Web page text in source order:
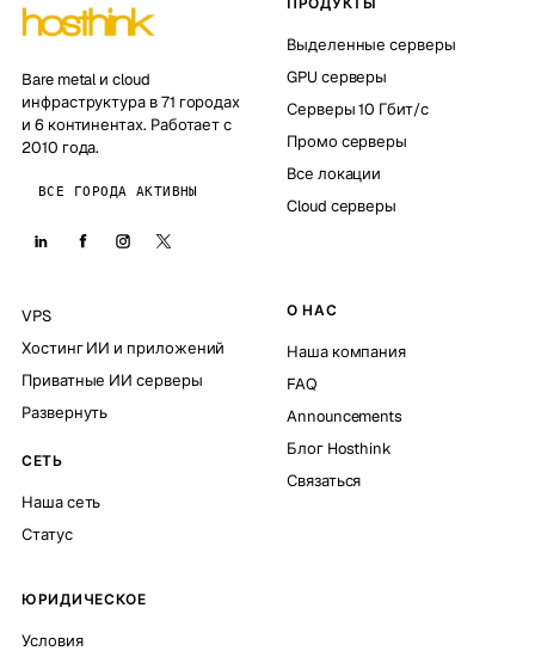
Bare metal и cloud
инфраструктура в 71 городах
и 6 континентах. Работает с
2010 года.
ВСЕ ГОРОДА АКТИВНЫ
Выделенные серверы
GPU серверы
Серверы 10 Гбит/с
Промо серверы
Все локации
Cloud серверы
VPS
Хостинг ИИ и приложений
Приватные ИИ серверы
Развернуть
СЕТЬ
Наша сеть
Статус
О НАС
Наша компания
FAQ
Announcements
Блог Hosthink
Связаться
ЮРИДИЧЕСКОЕ
Условия